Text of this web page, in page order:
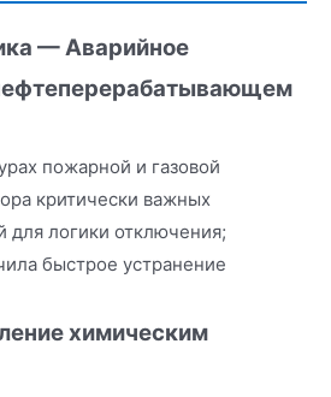
— Аварийное
пожарной и газовой
критически важных
для логики отключения;
быстрое устранение
химическим